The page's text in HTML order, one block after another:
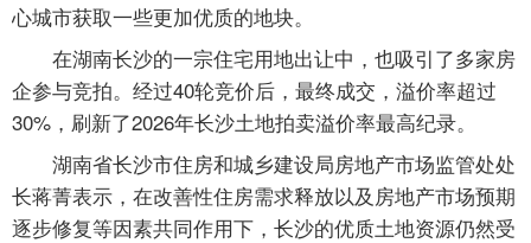
心城市获取一些更加优质的地块。
在湖南长沙的一宗住宅用地出让中，也吸引了多家房
企参与竞拍。经过40轮竞价后，最终成交，溢价率超过
30%，刷新了2026年长沙土地拍卖溢价率最高纪录。
湖南省长沙市住房和城乡建设局房地产市场监管处处
长蒋菁表示，在改善性住房需求释放以及房地产市场预期
逐步修复等因素共同作用下，长沙的优质土地资源仍然受